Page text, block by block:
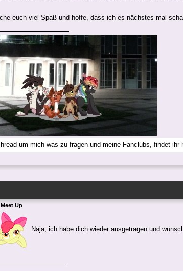
euch viel Spaß und hoffe, dass ich es nächstes mal
um mich was zu fragen und meine Fanclubs, findet ihr
Up
Naja, ich habe dich wieder ausgetragen und